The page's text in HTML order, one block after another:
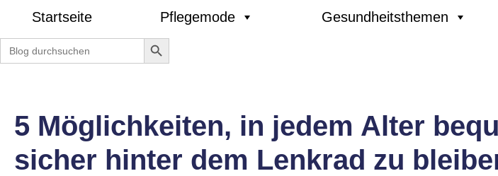
Startseite Pflegemode Gesundheitsthemen
Search
for:
Search Button
5 Möglichkeiten, in jedem Alter
sicher hinter dem Lenkrad zu